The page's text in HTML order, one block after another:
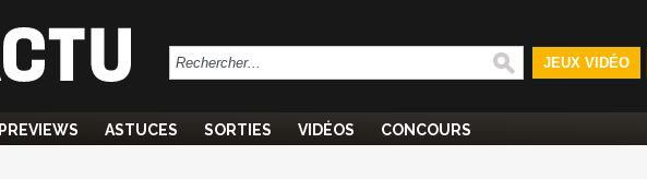
JEUX VIDÉO
PREVIEWS ASTUCES SORTIES VIDÉOS CONCOURS